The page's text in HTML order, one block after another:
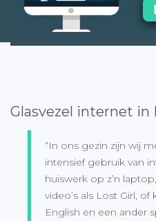
Glasvezel internet
“In ons gezin zijn wij
intensief gebruik van
huiswerk op z’n
video’s als Lost Girl, of
English en een ander